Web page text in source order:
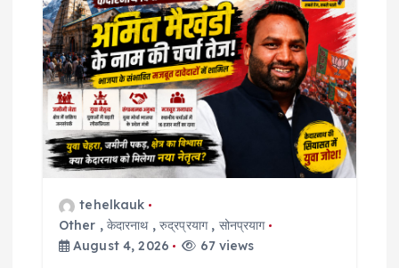
tehelkauk
Other , केदारनाथ,रुद्रप्रयाग, सोनप्रयाग
August 4, 2026
67 views